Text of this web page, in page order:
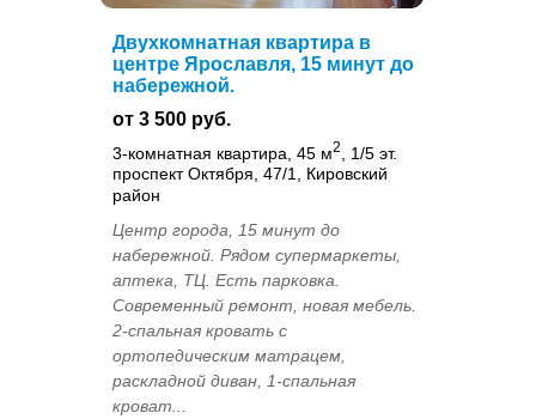
Двухкомнатная квартира в
центре Ярославля, 15 минут до
набережной.
от 3 500 руб.
3-комнатная квартира, 45 м2
, 1/5 эт.
проспект Октября, 47/1, Кировский
район
Центр города, 15 минут до
набережной. Рядом супермаркеты,
аптека, ТЦ. Есть парковка.
Современный ремонт, новая мебель.
2-спальная кровать с
ортопедическим матрацем,
раскладной диван, 1-спальная
кроват...